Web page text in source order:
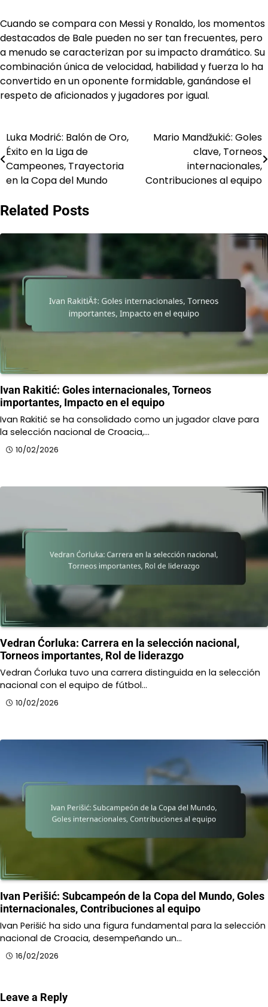
Cuando se compara con Messi y Ronaldo, los momentos
destacados de Bale pueden no ser tan frecuentes, pero
a menudo se caracterizan por su impacto dramático. Su
combinación única de velocidad, habilidad y fuerza lo ha
convertido en un oponente formidable, ganándose el
respeto de aficionados y jugadores por igual.
Post
navigation
Luka Modrić: Balón de Oro,
Éxito en la Liga de
Campeones, Trayectoria
en la Copa del Mundo
Mario Mandžukić: Goles
clave, Torneos
internacionales,
Contribuciones al equipo
Related Posts
Ivan Rakitić: Goles internacionales, Torneos
importantes, Impacto en el equipo
Ivan Rakitić se ha consolidado como un jugador clave para
la selección nacional de Croacia,…
10/02/2026
Vedran Ćorluka: Carrera en la selección nacional,
Torneos importantes, Rol de liderazgo
Vedran Ćorluka tuvo una carrera distinguida en la selección
nacional con el equipo de fútbol…
10/02/2026
Ivan Perišić: Subcampeón de la Copa del Mundo, Goles
internacionales, Contribuciones al equipo
Ivan Perišić ha sido una figura fundamental para la selección
nacional de Croacia, desempeñando un…
16/02/2026
Leave a Reply